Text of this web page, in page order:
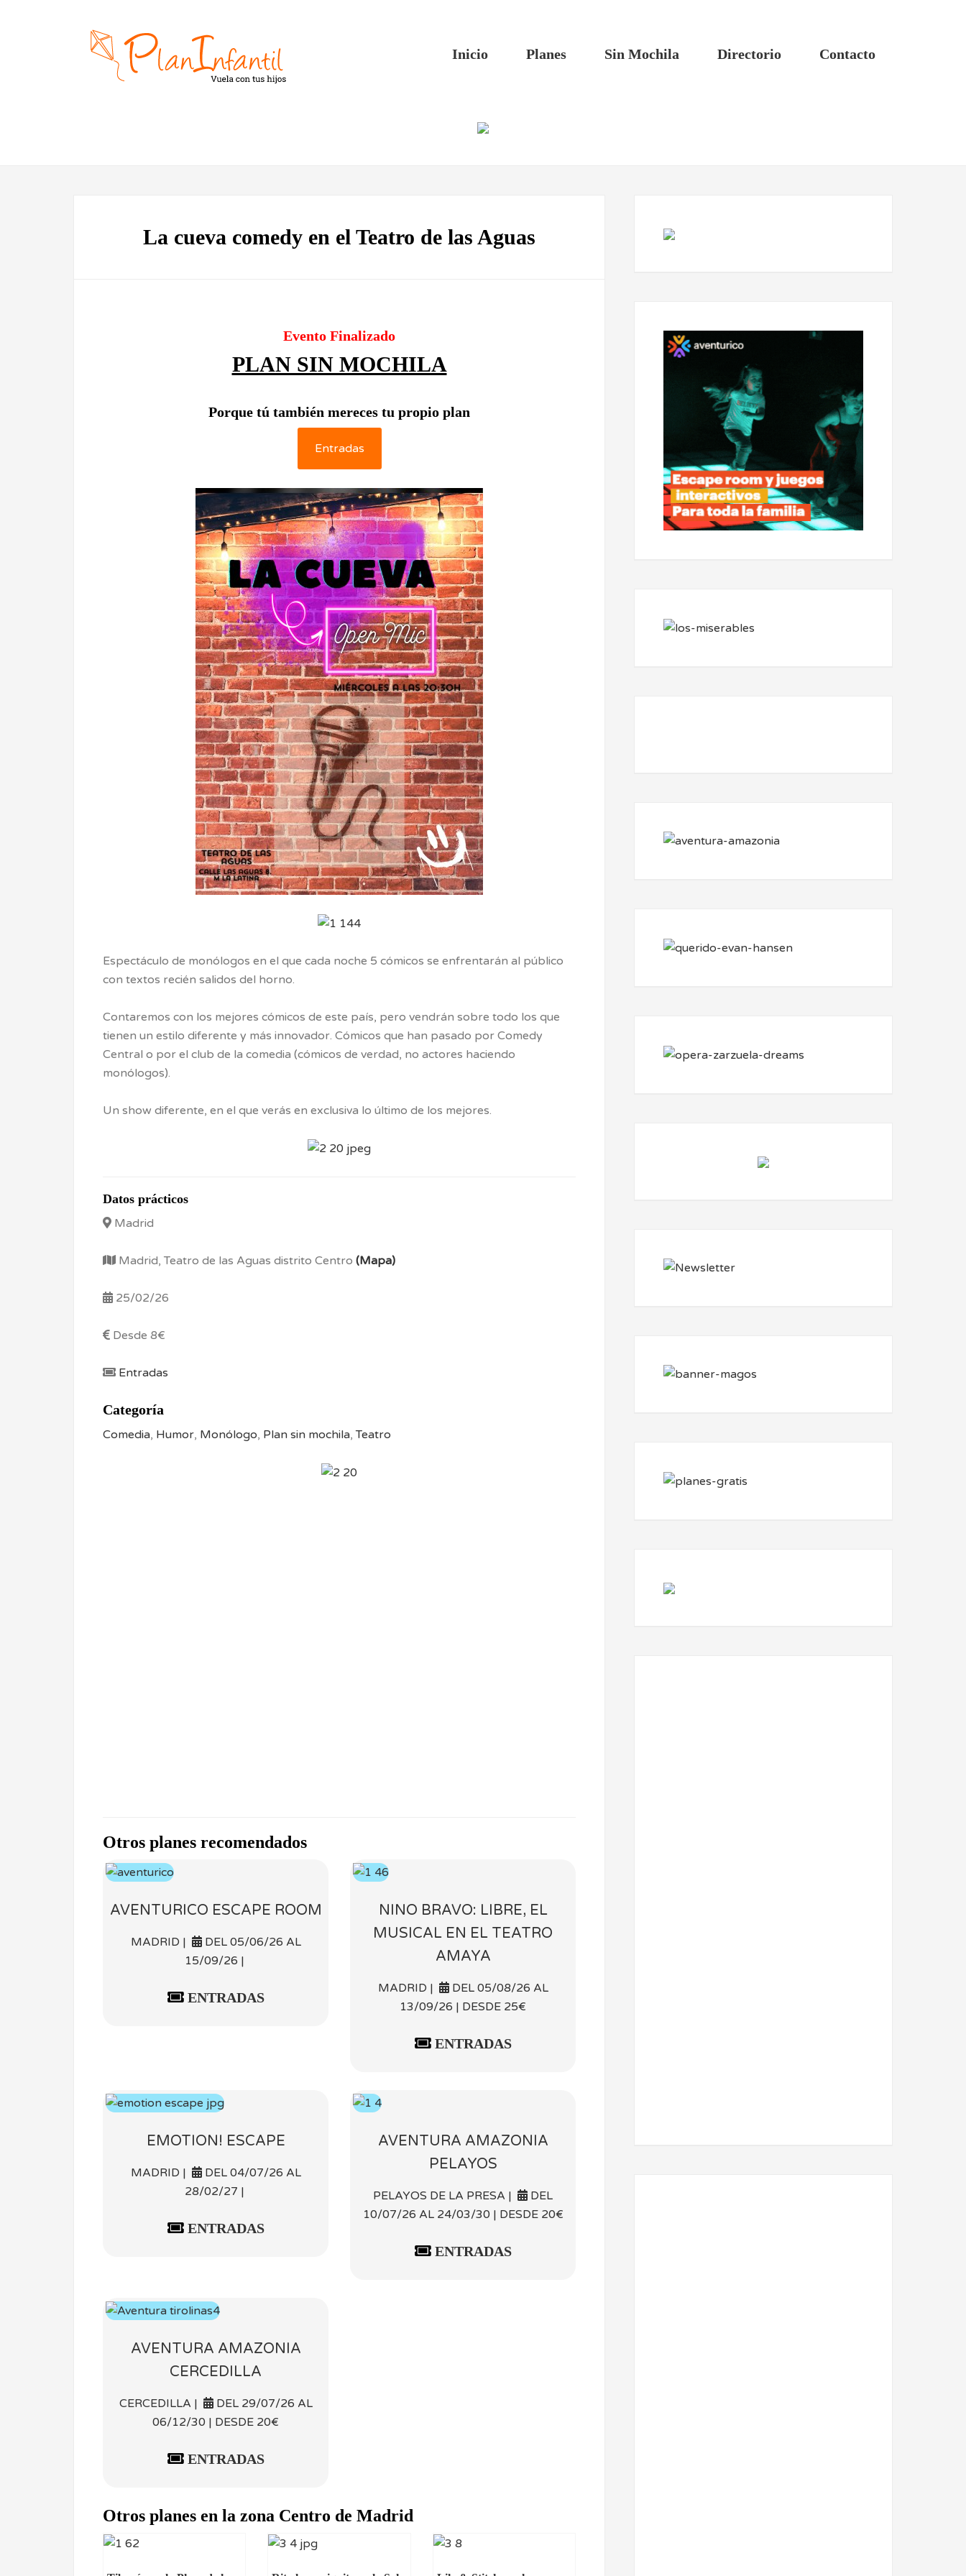
Inicio Planes Sin Mochila Directorio Contacto
La cueva comedy en el Teatro de las Aguas
Evento Finalizado
PLAN SIN MOCHILA
Porque tú también mereces tu propio plan
Entradas
Espectáculo de monólogos en el que cada noche 5 cómicos se enfrentarán al público
con textos recién salidos del horno.
Contaremos con los mejores cómicos de este país, pero vendrán sobre todo los que
tienen un estilo diferente y más innovador. Cómicos que han pasado por Comedy
Central o por el club de la comedia (cómicos de verdad, no actores haciendo
monólogos).
Un show diferente, en el que verás en exclusiva lo último de los mejores.
Datos prácticos
Madrid
Madrid, Teatro de las Aguas distrito Centro (Mapa)
25/02/26
Desde 8€
Entradas
Categoría
Comedia, Humor, Monólogo, Plan sin mochila,Teatro
Otros planes recomendados
AVENTURICO ESCAPE ROOM
MADRID |
DEL 05/06/26 AL
15/09/26 |
ENTRADAS
NINO BRAVO: LIBRE, EL
MUSICAL EN EL TEATRO
AMAYA
MADRID |
DEL 05/08/26 AL
13/09/26 | DESDE 25€
ENTRADAS
EMOTION! ESCAPE
MADRID |
DEL 04/07/26 AL
28/02/27 |
ENTRADAS
AVENTURA AMAZONIA
PELAYOS
PELAYOS DE LA PRESA |
DEL
10/07/26 AL 24/03/30 | DESDE 20€
ENTRADAS
AVENTURA AMAZONIA
CERCEDILLA
CERCEDILLA |
DEL 29/07/26 AL
06/12/30 | DESDE 20€
ENTRADAS
Otros planes en la zona Centro de Madrid